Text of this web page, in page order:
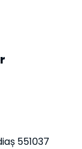
551037